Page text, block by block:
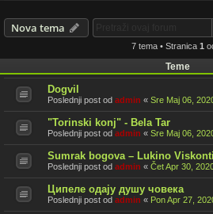
Nova tema
7 tema • Stranica 1
Teme
Dogvil
Poslednji post od admin « Sre Maj 06,
"Torinski konj" - Bela Tar
Poslednji post od admin « Sre Maj 06,
Sumrak bogova – Lukino Viskonti
Poslednji post od admin « Čet Apr 30,
Ципеле одају душу човека
Poslednji post od admin « Pon Apr 27,